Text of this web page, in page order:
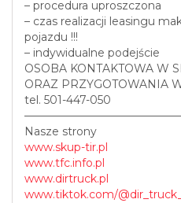
– procedura uproszczona
– czas realizacji leasingu
pojazdu !!!
– indywidualne podejście
OSOBA KONTAKTOWA W
ORAZ PRZYGOTOWANIA
tel. 501-447-050
Nasze strony
www.skup-tir.pl
www.tfc.info.pl
www.dirtruck.pl
www.tiktok.com/